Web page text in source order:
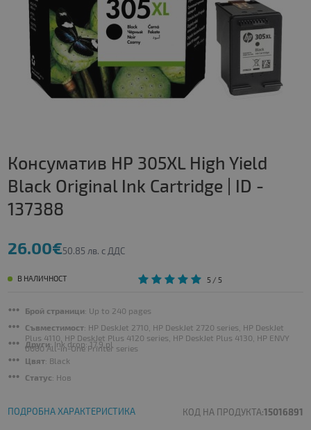
Консуматив HP 305XL High Yield
Black Original Ink Cartridge | ID -
137388
26.00€50.85 лв. с ДДС
В НАЛИЧНОСТ 5/ 5
Брой страници: Up to 240 pages
Съвместимост: HP DeskJet 2710, HP DeskJet 2720 series, HP DeskJet
Plus 4110, HP DeskJet Plus 4120 series, HP DeskJet Plus 4130, HP ENVY
6000 All-in-One Printer series
Други: Ink drop: 17.9 pl
Цвят: Black
Статус: Нов
ПОДРОБНА ХАРАКТЕРИСТИКА КОД НА ПРОДУКТА:15016891